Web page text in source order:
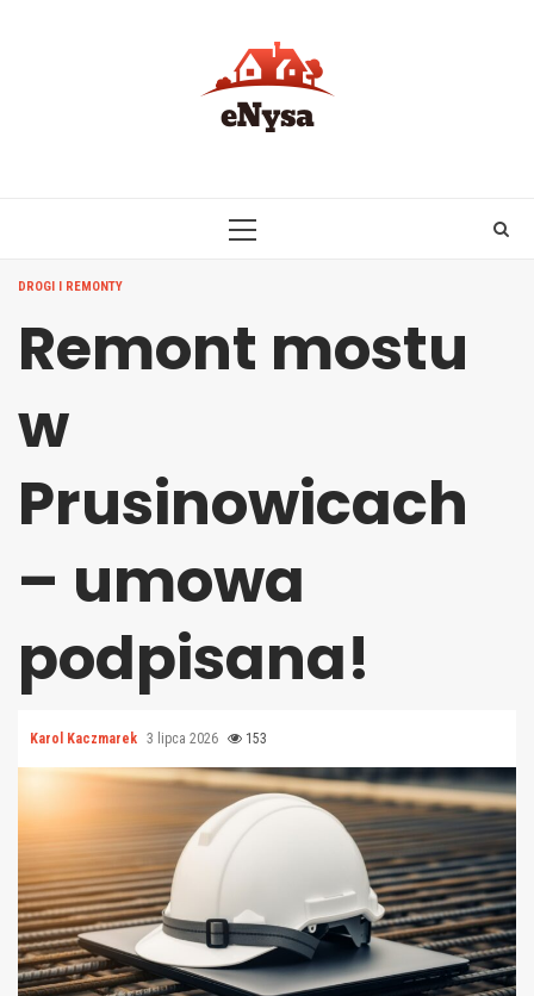
PRIMARY
DROGI I REMONTY
Remont mostu
w
Prusinowicach
– umowa
podpisana!
Karol Kaczmarek 3 lipca 2026 153